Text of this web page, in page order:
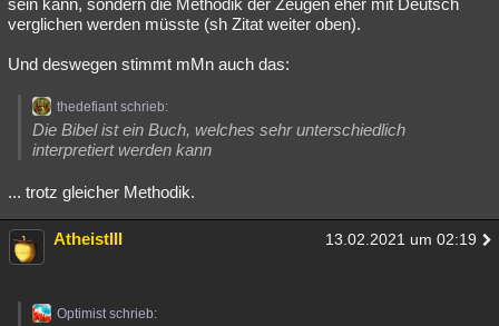
sein kann, sondern die Methodik der Zeugen eher mit Deutsch
verglichen werden müsste (sh Zitat weiter oben).
Und deswegen stimmt mMn auch das:
thedefiant schrieb:
Die Bibel ist ein Buch, welches sehr unterschiedlich
interpretiert werden kann
... trotz gleicher Methodik.
AtheistIII 13.02.2021 um 02:19
Optimist schrieb: